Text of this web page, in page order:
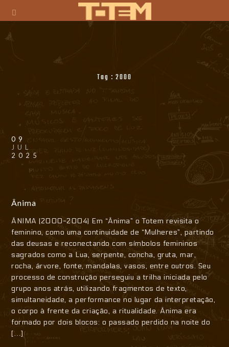
Tag : 2000
09
JUL
2025
Ânima
ÂNIMA (2000-2004) Em “Ânima” o Totem revisita o
feminino, como uma continuidade de “Mulheres”, partindo
das deusas e reconectando com símbolos femininos
sagrados como a Lua, serpente, concha, gruta, mar,
rocha, árvore, fonte, mandalas, vasos, entre outros. Seu
processo de construção perseguiu a trilha iniciada pelo
grupo anos atrás, utilizando fragmentos de texto,
simultaneidade, a performance no lugar da interpretação,
o corpo à frente da criação, a ritualidade. Ânima era
formado por dois blocos: o passado perdido na noite do
[…]